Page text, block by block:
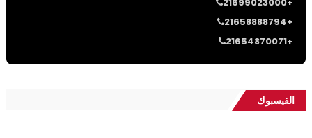
21699023000+
21658888794+
21654870071+
الفيسبوك